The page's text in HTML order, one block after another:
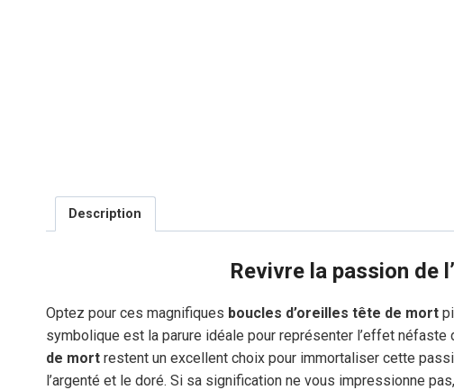
Description
Revivre la passion de
Optez pour ces magnifiques boucles d’oreilles tête de mort
symbolique est la parure idéale pour représenter l’effet néfaste
de mort restent un excellent choix pour immortaliser cette
l’argenté et le doré. Si sa signification ne vous impressionne